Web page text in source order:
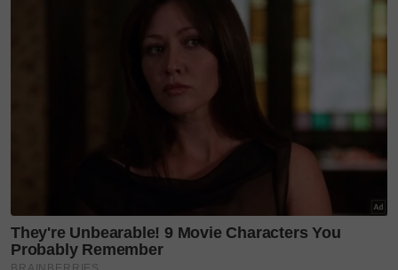
“Kita ada usaha. Kita sudah hantar surat untuk ajak
berbincang dan bertemu secara peribadi,” jelasnya.